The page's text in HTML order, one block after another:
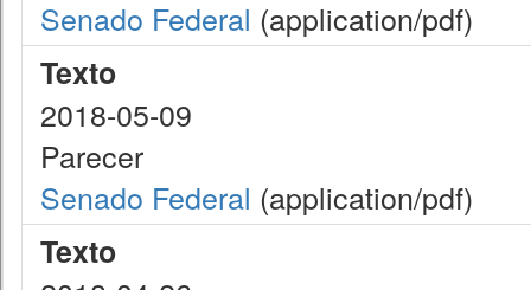
Senado Federal (application/pdf)
Texto
2018-05-09
Parecer
Senado Federal (application/pdf)
Texto